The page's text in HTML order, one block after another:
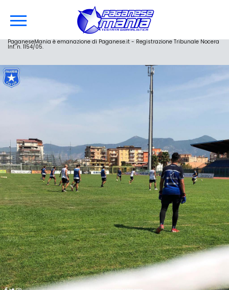
PaganeseMania è emanazione di Paganese.it - Registrazione Tribunale Nocera
Inf. n. 1154/05.